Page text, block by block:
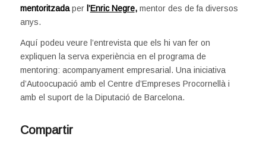
mentoritzadaperl’Enric Negre, mentor des de fa diversos
anys.
Aquí podeu veure l’entrevista que els hi van fer on
expliquen la serva experiència en el programa de
mentoring: acompanyament empresarial. Una iniciativa
d’Autoocupació amb el Centre d’Empreses Procornellà i
amb el suport de la Diputació de Barcelona.
Compartir